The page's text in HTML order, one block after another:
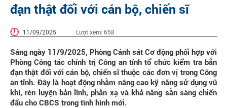
đạn thật đối với cán bộ, chiến sĩ
11/09/2025 Lượt xem: 658
Sáng ngày 11/9/2025, Phòng Cảnh sát Cơ động phối hợp với
Phòng Công tác chính trị Công an tỉnh tổ chức kiểm tra bắn
đạn thật đối với cán bộ, chiến sĩ thuộc các đơn vị trong Công
an tỉnh. Đây là hoạt động nhằm nâng cao kỹ năng sử dụng vũ
khí, rèn luyện bản lĩnh, phản xạ và khả năng sẵn sàng chiến
đấu cho CBCS trong tình hình mới.